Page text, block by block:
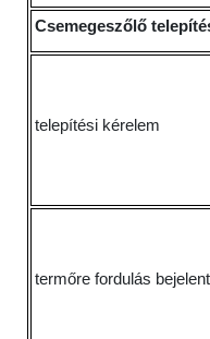
Csemegeszőlő
telepítési kérelem
termőre fordulás